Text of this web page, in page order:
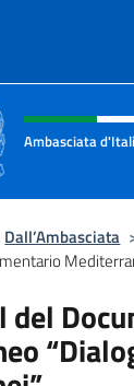
sito,
Ambasciata
Dall’Ambasciata
del